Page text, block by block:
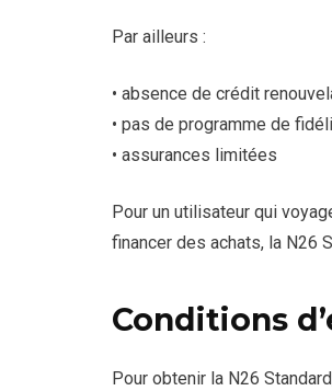
Par ailleurs :
• absence de crédit
• pas de programme de
• assurances limitées
Pour un utilisateur qui
financer des achats, la N26
Conditions
Pour obtenir la N26